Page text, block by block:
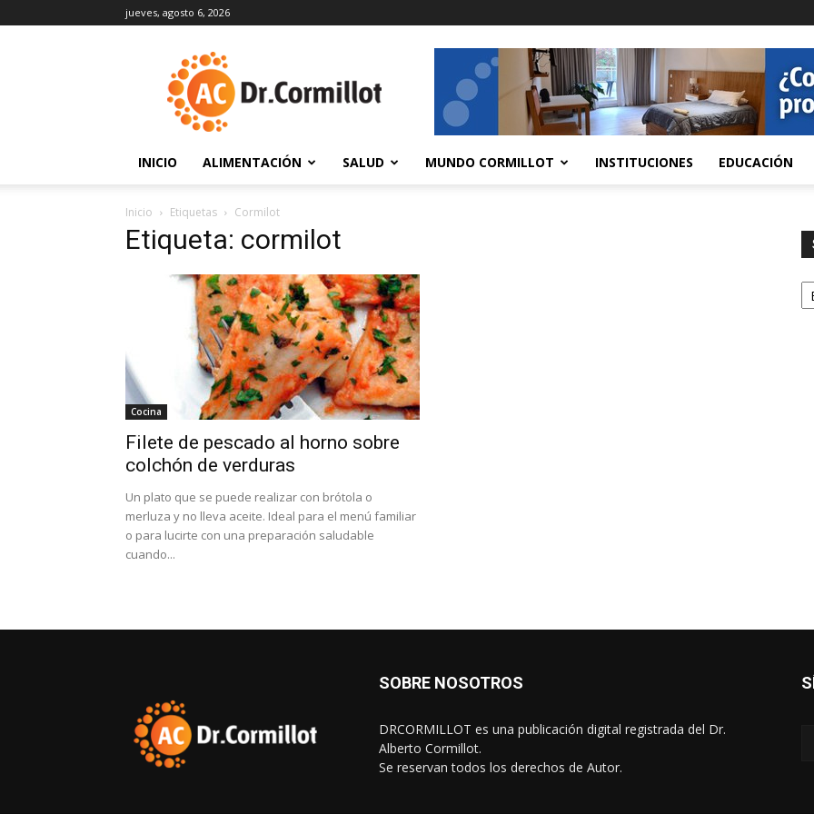
jueves, agosto 6, 2026
INICIO ALIMENTACIÓN SALUD MUNDO CORMILLOT INSTITUCIONES EDUCACIÓN
Inicio Etiquetas Cormilot
Etiqueta: cormilot
Cocina
Filete de pescado al horno sobre
colchón de verduras
Un plato que se puede realizar con brótola o
merluza y no lleva aceite. Ideal para el menú familiar
o para lucirte con una preparación saludable
cuando...
SOBRE NOSOTROS
DRCORMILLOT es una publicación digital registrada del Dr.
Alberto Cormillot.
Se reservan todos los derechos de Autor.